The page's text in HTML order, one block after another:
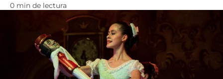
0 min de lectura